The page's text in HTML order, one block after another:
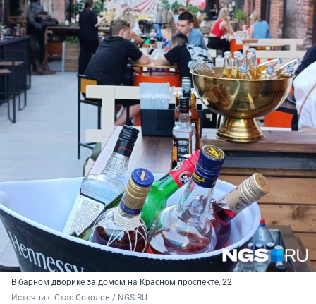
В барном дворике за домом на Красном проспекте, 22
Источник: Стас Соколов / NGS.RU